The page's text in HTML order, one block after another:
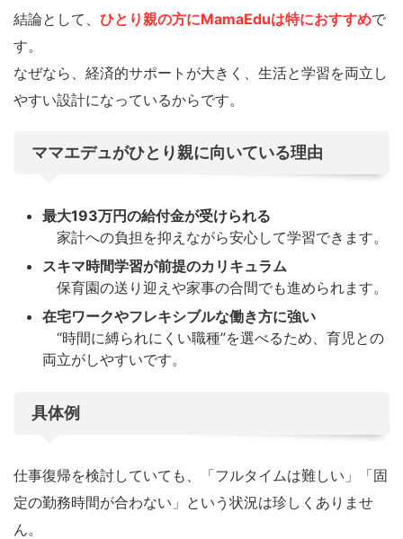
結論として、 ひとり親の方にMamaEduは特におすすめで
す。
なぜなら、経済的サポートが大きく、生活と学習を両立し
やすい設計になっているからです。
ママエデュがひとり親に向いている理由
最大193万円の給付金が受けられる
家計への負担を抑えながら安心して学習できます。
スキマ時間学習が前提のカリキュラム
保育園の送り迎えや家事の合間でも進められます。
在宅ワークやフレキシブルな働き方に強い
“時間に縛られにくい職種”を選べるため、育児との
両立がしやすいです。
具体例
仕事復帰を検討していても、「フルタイムは難しい」「固
定の勤務時間が合わない」という状況は珍しくありませ
ん。